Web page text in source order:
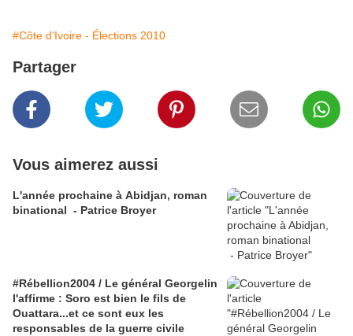
#Côte d'Ivoire - Élections 2010
Partager
Vous aimerez aussi
L'année prochaine à Abidjan, roman
binational - Patrice Broyer
#Rébellion2004 / Le général Georgelin
l'affirme : Soro est bien le fils de
Ouattara...et ce sont eux les
responsables de la guerre civile